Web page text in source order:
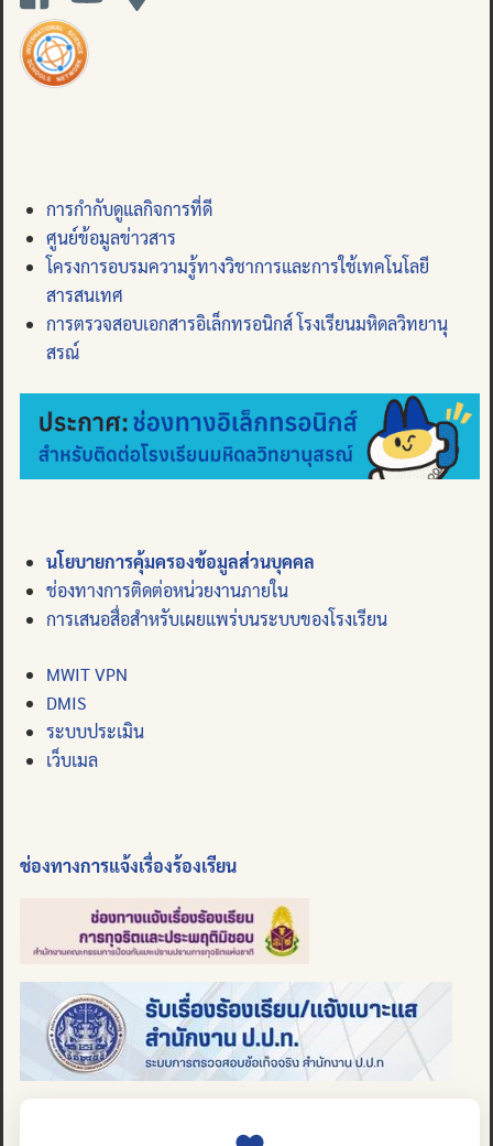
การกำกับดูแลกิจการที่ดี
ศูนย์ข้อมูลข่าวสาร
โครงการอบรมความรู้ทางวิชาการและการใช้เทคโนโลยี
สารสนเทศ
การตรวจสอบเอกสารอิเล็กทรอนิกส์ โรงเรียนมหิดลวิทยานุ
สรณ์
นโยบายการคุ้มครองข้อมูลส่วนบุคคล
ช่องทางการติดต่อหน่วยงานภายใน
การเสนอสื่อสำหรับเผยแพร่บนระบบของโรงเรียน
MWIT VPN
DMIS
ระบบประเมิน
เว็บเมล
ช่องทางการแจ้งเรื่องร้องเรียน